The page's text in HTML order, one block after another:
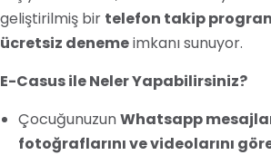
geliştirilmiş bir telefon takip
ücretsiz denemeimkanı sunuyor.
E-Casus ile Neler Yapabilirsiniz?
ÇocuğunuzunWhatsapp
fotoğraflarını ve videolarını